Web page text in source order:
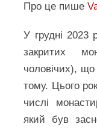
Про це пише
У грудні 2023
закритих
чоловічих),
тому. Цього
числі
який був